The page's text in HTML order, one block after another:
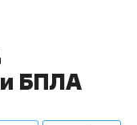
БПЛА